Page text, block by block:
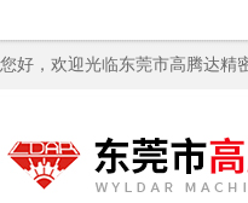
您好，欢迎光临东莞市高腾达精